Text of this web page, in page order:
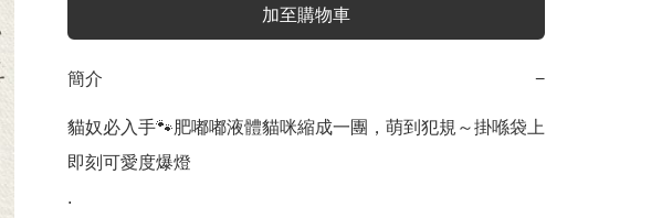
加至購物車
簡介 −
貓奴必入手🐾肥嘟嘟液體貓咪縮成一團，萌到犯規～掛喺袋上
即刻可愛度爆燈
.